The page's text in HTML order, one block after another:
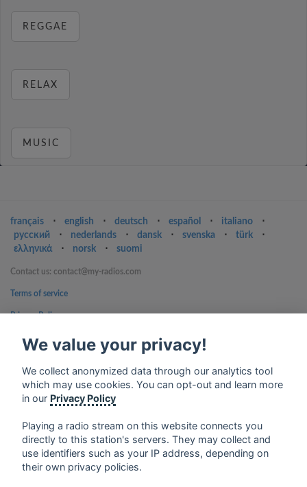
REGGAE
RELAX
MUSIC
français ⋅ english ⋅ deutsch ⋅ español ⋅ italiano
⋅
русский
⋅ nederlands ⋅ dansk ⋅ svenska ⋅ türk
⋅
ελληνικά
⋅ norsk ⋅ suomi
Contact us: contact@my-radios.com
Terms of service
Privacy Policy
Google Play and the Google Play logo are trademarks of Google Inc.
We value your privacy!
We collect anonymized data through our analytics tool
which may use cookies. You can opt-out and learn more
in our Privacy Policy
Playing a radio stream on this website connects you
directly to this station's servers. They may collect and
use identifiers such as your IP address, depending on
their own privacy policies.